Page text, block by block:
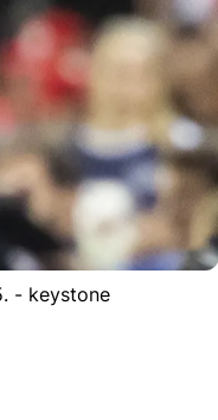
- keystone